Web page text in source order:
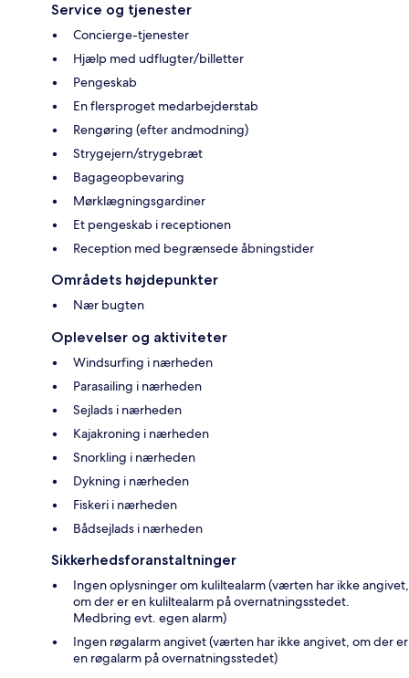
Service og tjenester
Concierge-tjenester
Hjælp med udflugter/billetter
Pengeskab
En flersproget medarbejderstab
Rengøring (efter andmodning)
Strygejern/strygebræt
Bagageopbevaring
Mørklægningsgardiner
Et pengeskab i receptionen
Reception med begrænsede åbningstider
Områdets højdepunkter
Nær bugten
Oplevelser og aktiviteter
Windsurfing i nærheden
Parasailing i nærheden
Sejlads i nærheden
Kajakroning i nærheden
Snorkling i nærheden
Dykning i nærheden
Fiskeri i nærheden
Bådsejlads i nærheden
Sikkerhedsforanstaltninger
Ingen oplysninger om kuliltealarm (værten har ikke angivet,
om der er en kuliltealarm på overnatningsstedet.
Medbring evt. egen alarm)
Ingen røgalarm angivet (værten har ikke angivet, om der er
en røgalarm på overnatningsstedet)